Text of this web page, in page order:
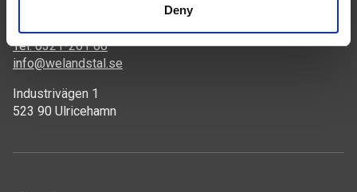
Deny
Tel: 0321-261 60
info@welandstal.se
Industrivägen 1
523 90 Ulricehamn